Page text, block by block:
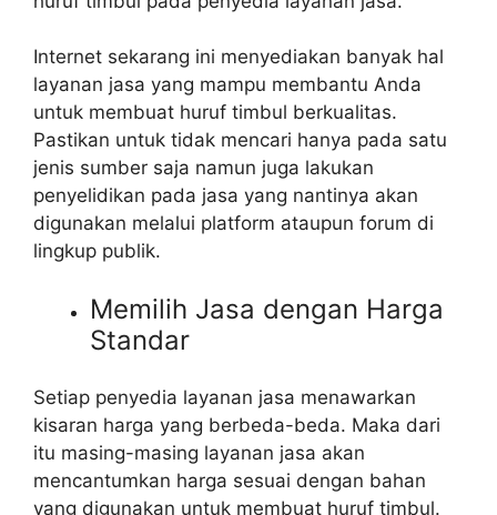
Internet sekarang ini menyediakan banyak hal
layanan jasa yang mampu membantu Anda
untuk membuat huruf timbul berkualitas.
Pastikan untuk tidak mencari hanya pada satu
jenis sumber saja namun juga lakukan
penyelidikan pada jasa yang nantinya akan
digunakan melalui platform ataupun forum di
lingkup publik.
Memilih Jasa dengan Harga
Standar
Setiap penyedia layanan jasa menawarkan
kisaran harga yang berbeda-beda. Maka dari
itu masing-masing layanan jasa akan
mencantumkan harga sesuai dengan bahan
yang digunakan untuk membuat huruf timbul.